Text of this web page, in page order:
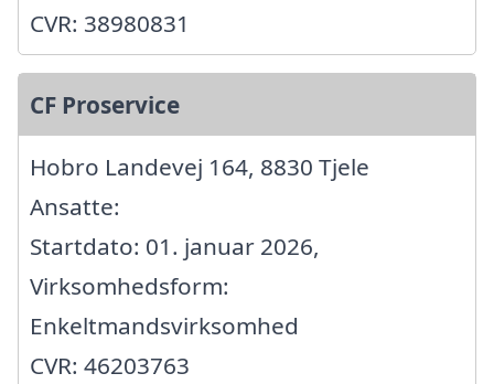
CVR: 38980831
CF Proservice
Hobro Landevej 164, 8830 Tjele
Ansatte:
Startdato: 01. januar 2026,
Virksomhedsform:
Enkeltmandsvirksomhed
CVR: 46203763